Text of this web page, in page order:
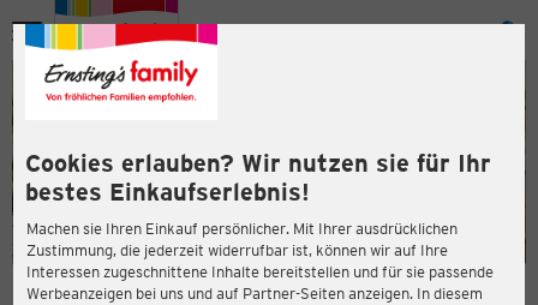
Cookies erlauben? Wir nutzen sie für Ihr
bestes Einkaufserlebnis!
Machen sie Ihren Einkauf persönlicher. Mit Ihrer ausdrücklichen
Zustimmung, die jederzeit widerrufbar ist, können wir auf Ihre
Interessen zugeschnittene Inhalte bereitstellen und für sie passende
Werbeanzeigen bei uns und auf Partner-Seiten anzeigen. In diesem
Menü